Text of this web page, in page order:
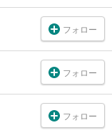
フォロー
フォロー
フォロー